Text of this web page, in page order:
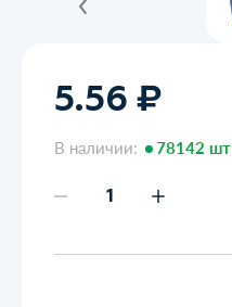
5.56 ₽
В наличии: 78142 шт